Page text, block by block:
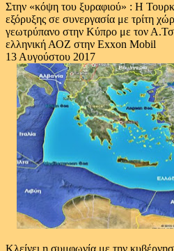
Στην «κόψη του ξυραφιού» : Η
εξόρυξης σε συνεργασία με τρίτη
γεωτρύπανο στην Κύπρο με τον
ελληνική ΑΟΖ στην Exxon Mobil
13 Αυγούστου 2017
Κλείνει η συμφωνία με την